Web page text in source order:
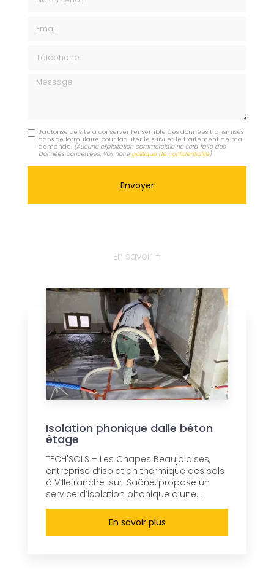
Message
J'autorise ce site à conserver l'ensemble des données transmises
dans ce formulaire pour faciliter le suivi et le traitement de ma
demande. (Aucune exploitation commerciale ne sera faite des
données concervées. Voir notrepolitique de confidentialité)
En savoir +
Isolation phonique dalle béton
étage
TECH'SOLS – Les Chapes Beaujolaises,
entreprise d’isolation thermique des sols
à Villefranche-sur-Saône, propose un
service d’isolation phonique d’une...
En savoir plus